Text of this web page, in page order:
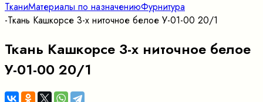
ТканиМатериалы по назначениюФурнитура
-Ткань Кашкорсе 3-х ниточное белое У-01-00 20/1
Ткань Кашкорсе 3-х ниточное белое
У-01-00 20/1